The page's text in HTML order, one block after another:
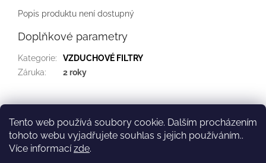
Tento web používá soubory cookie. Dalším procházením
tohoto webu vyjadřujete souhlas s jejich používáním..
Více informacízde.
Popis produktu není dostupný
Doplňkové parametry
Kategorie:
VZDUCHOVÉ FILTRY
Záruka: 2 roky
Z
Kontakt Služby